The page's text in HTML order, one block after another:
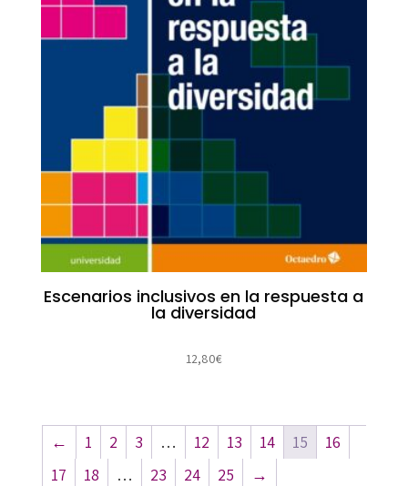
Escenarios inclusivos en la respuesta a
la diversidad
12,80€
← 1 2 3 … 12 13 14 15
16
17
18 … 23 24 25 →